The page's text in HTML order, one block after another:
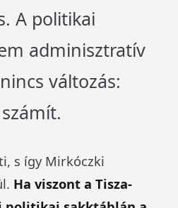
A politikai
adminisztratív
változás:
s így Mirkóczki
Ha viszont a Tisza-